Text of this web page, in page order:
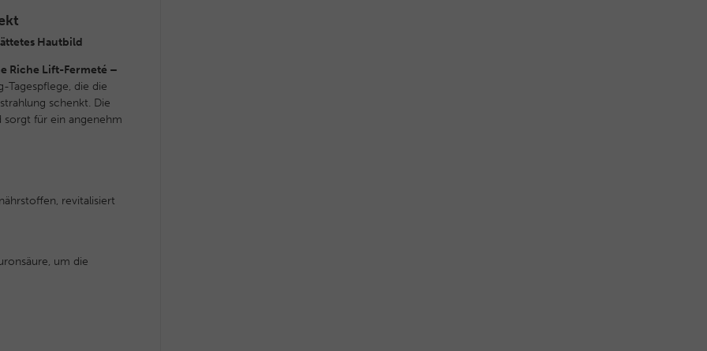
Hautbild
Riche Lift-Fermeté –
Tagespflege, die die
schenkt. Die
sorgt für ein angenehm
revitalisiert
um die